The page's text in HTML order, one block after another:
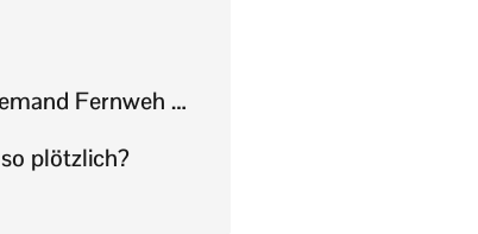
Fernweh …
plötzlich?